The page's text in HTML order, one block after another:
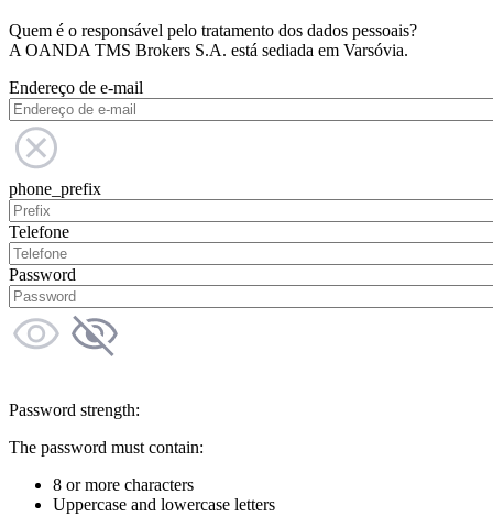
Quem é o responsável pelo tratamento dos dados pessoais?
A OANDA TMS Brokers S.A. está sediada em Varsóvia.
Endereço de e-mail
phone_prefix
Telefone
Password
Password strength:
The password must contain:
8 or more characters
Uppercase and lowercase letters